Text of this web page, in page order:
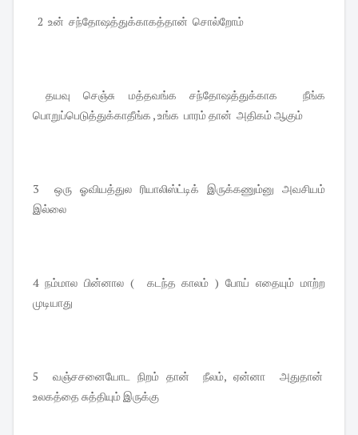
2 உன் சந்தோஷத்துக்காகத்தான் சொல்றோம்
தயவு செஞ்சு மத்தவங்க சந்தோஷத்துக்காக நீங்க
பொறுப்பெடுத்துக்காதீங்க , உங்க பாரம் தான் அதிகம் ஆகும்
3 ஒரு ஓவியத்துல ரியாலிஸ்ட்டிக் இருக்கணும்னு அவசியம்
இல்லை
4 நம்மால பின்னால ( கடந்த காலம் ) போய் எதையும் மாற்ற
முடியாது
5 வஞ்சசனையோட நிறம் தான் நீலம், ஏன்னா அதுதான்
உலகத்தை சுத்தியும் இருக்கு